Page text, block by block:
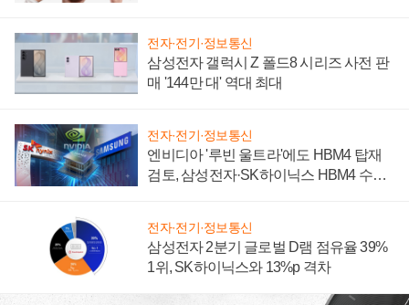
전자·전기·정보통신
삼성전자 갤럭시 Z 폴드8 시리즈 사전 판
매 '144만 대' 역대 최대
전자·전기·정보통신
엔비디아 '루빈 울트라'에도 HBM4 탑재
검토, 삼성전자·SK하이닉스 HBM4 수율
전자·전기·정보통신
삼성전자 2분기 글로벌 D램 점유율 39%
1위, SK하이닉스와 13%p 격차